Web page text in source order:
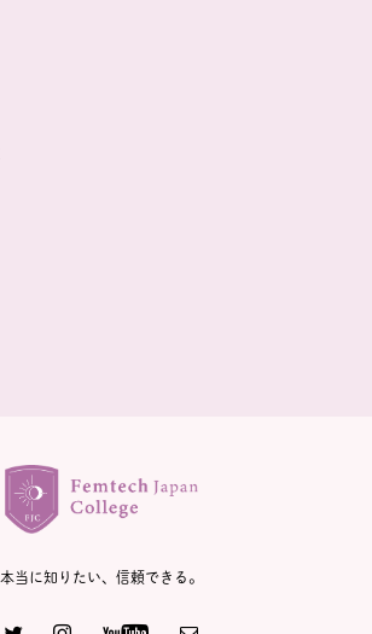
本当に知りたい、信頼できる。